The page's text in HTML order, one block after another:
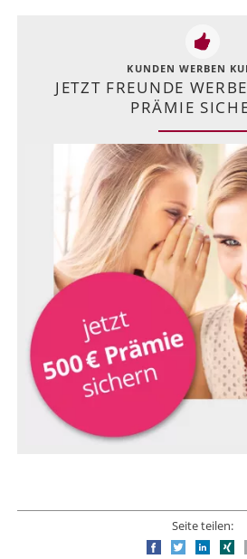
KUNDEN WERBEN
JETZT FREUNDE
PRÄMIE
Seite teilen:
FacebookTwitter